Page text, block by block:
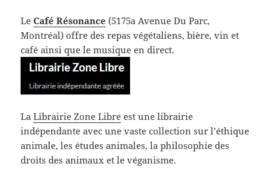
LeCafé Résonance (5175a Avenue Du Parc,
Montréal) offre des repas végétaliens, bière, vin et
café ainsi que le musique en direct.
LaLibrairie Zone Libre est une librairie
indépendante avec une vaste collection sur l’éthique
animale, les études animales, la philosophie des
droits des animaux et le véganisme.